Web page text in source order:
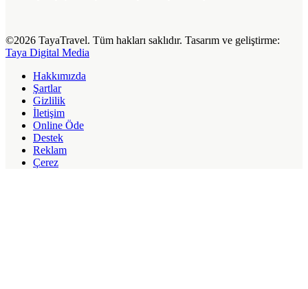
©2026 TayaTravel. Tüm hakları saklıdır. Tasarım ve geliştirme:
Taya Digital Media
Hakkımızda
Şartlar
Gizlilik
İletişim
Online Öde
Destek
Reklam
Çerez